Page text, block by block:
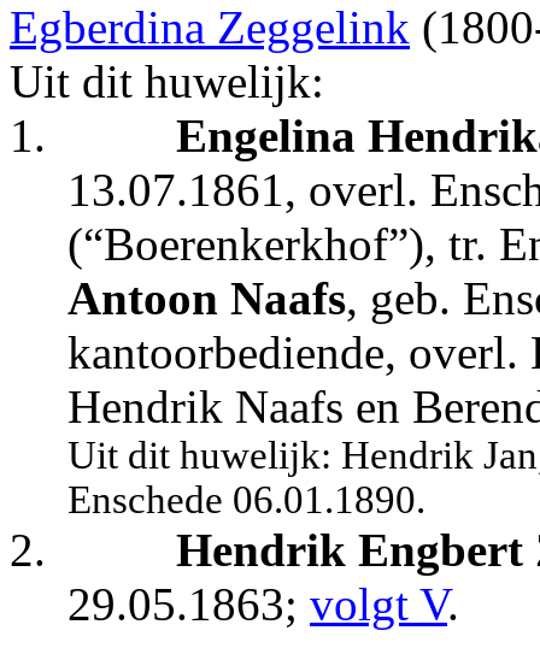
Egberdina Zeggelink
Uit dit huwelijk:
1.
Engelina
13.07.1861, overl.
(“Boerenkerkhof”), tr.
Antoon Naafs, geb.
kantoorbediende, overl.
Hendrik Naafs en
Uit dit huwelijk: Hendrik
Enschede 06.01.1890.
2.
Hendrik Engbert
29.05.1863; volgt V.